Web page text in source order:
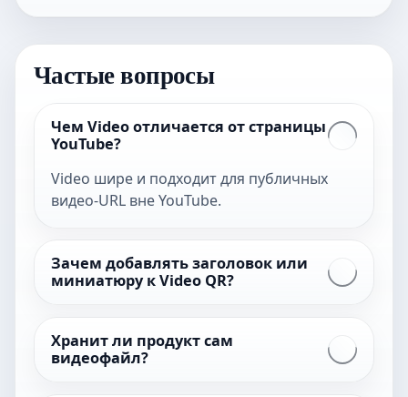
Частые вопросы
Чем Video отличается от страницы
YouTube?
Video шире и подходит для публичных
видео-URL вне YouTube.
Зачем добавлять заголовок или
миниатюру к Video QR?
Хранит ли продукт сам
видеофайл?